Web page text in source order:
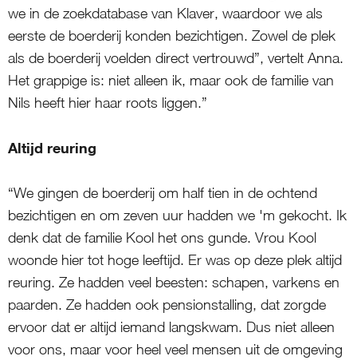
we in de zoekdatabase van Klaver, waardoor we als
eerste de boerderij konden bezichtigen. Zowel de plek
als de boerderij voelden direct vertrouwd”, vertelt Anna.
Het grappige is: niet alleen ik, maar ook de familie van
Nils heeft hier haar roots liggen.”
Altijd reuring
“We gingen de boerderij om half tien in de ochtend
bezichtigen en om zeven uur hadden we 'm gekocht. Ik
denk dat de familie Kool het ons gunde. Vrou Kool
woonde hier tot hoge leeftijd. Er was op deze plek altijd
reuring. Ze hadden veel beesten: schapen, varkens en
paarden. Ze hadden ook pensionstalling, dat zorgde
ervoor dat er altijd iemand langskwam. Dus niet alleen
voor ons, maar voor heel veel mensen uit de omgeving